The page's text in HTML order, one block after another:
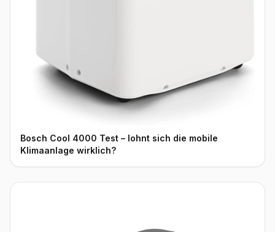
Bosch Cool 4000 Test – lohnt sich die mobile
Klimaanlage wirklich?